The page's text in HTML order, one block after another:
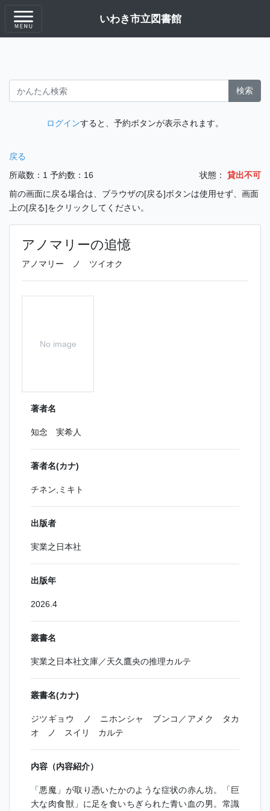
いわき市立図書館
検索
ログインすると、予約ボタンが表示されます。
戻る
所蔵数：1 予約数：16 状態：
貸出不可
前の画面に戻る場合は、ブラウザの[戻る]ボタンは使用せず、画面
上の[戻る]をクリックしてください。
アノマリーの追憶
アノマリー ノ ツイオク
No image
著者名
知念 実希人
著者名(カナ)
チネン,ミキト
出版者
実業之日本社
出版年
2026.4
叢書名
実業之日本社文庫／天久鷹央の推理カルテ
叢書名(カナ)
ジツギョウ ノ ニホンシャ ブンコ／アメク タカ
オ ノ スイリ カルテ
内容（内容紹介）
「悪魔」が取り憑いたかのような症状の赤ん坊。「巨
大な肉食獣」に足を食いちぎられた青い血の男。常識